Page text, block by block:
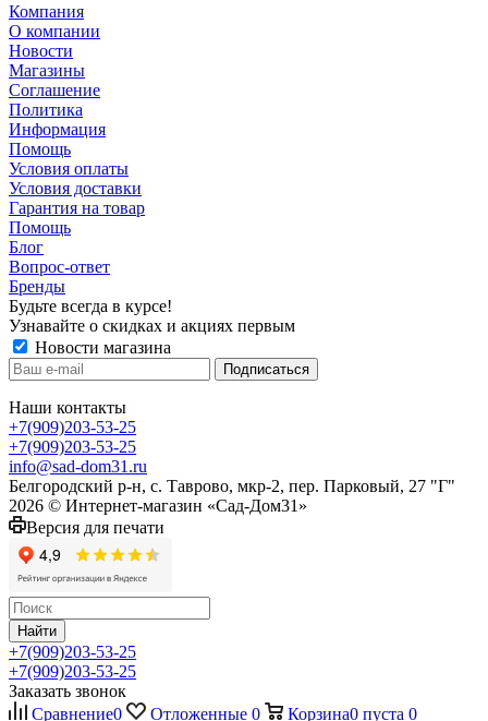
Компания
О компании
Новости
Магазины
Соглашение
Политика
Информация
Помощь
Условия оплаты
Условия доставки
Гарантия на товар
Помощь
Блог
Вопрос-ответ
Бренды
Будьте всегда в курсе!
Узнавайте о скидках и акциях первым
Новости магазина
Наши контакты
+7(909)203-53-25
+7(909)203-53-25
info@sad-dom31.ru
Белгородский р-н, с. Таврово, мкр-2, пер. Парковый, 27 "Г"
2026 © Интернет-магазин «Сад-Дом31»
Версия для печати
Найти
+7(909)203-53-25
+7(909)203-53-25
Заказать звонок
Сравнение0 Отложенные 0 Корзина0 пуста 0